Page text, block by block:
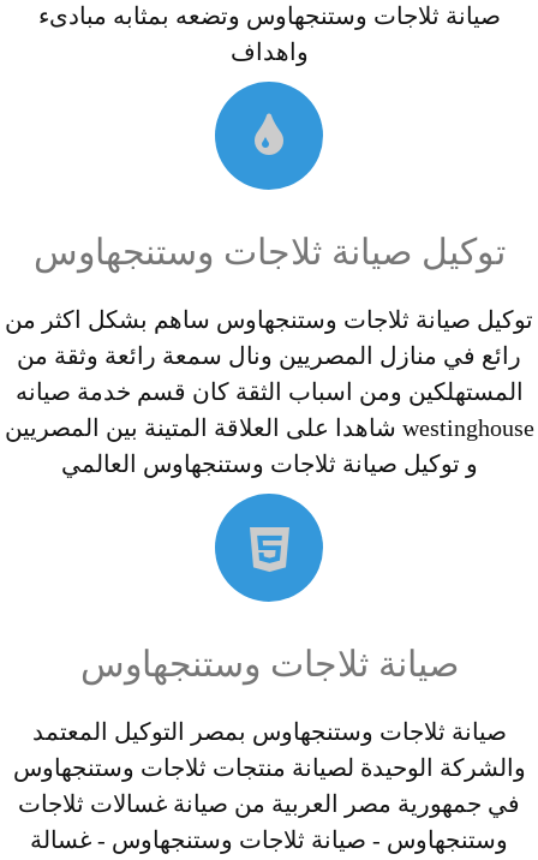
صيانة ثلاجات وستنجهاوس وتضعه بمثابه مبادىء
واهداف
توكيل صيانة ثلاجات وستنجهاوس
توكيل صيانة ثلاجات وستنجهاوس ساهم بشكل اكثر من
رائع في منازل المصريين ونال سمعة رائعة وثقة من
المستهلكين ومن اسباب الثقة كان قسم خدمة صيانه
westinghouse شاهدا على العلاقة المتينة بين المصريين
و توكيل صيانة ثلاجات وستنجهاوس العالمي
صيانة ثلاجات وستنجهاوس
صيانة ثلاجات وستنجهاوس بمصر التوكيل المعتمد
والشركة الوحيدة لصيانة منتجات ثلاجات وستنجهاوس
في جمهورية مصر العربية من صيانة غسالات ثلاجات
وستنجهاوس - صيانة ثلاجات وستنجهاوس - غسالة